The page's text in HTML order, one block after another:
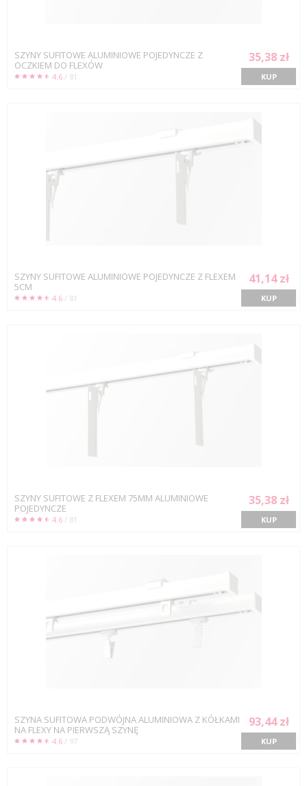
SZYNY SUFITOWE ALUMINIOWE POJEDYNCZE Z
OCZKIEM DO FLEXÓW
4.6 / 81
35,38 zł
KUP
SZYNY SUFITOWE ALUMINIOWE POJEDYNCZE Z FLEXEM
5CM
4.6 / 81
41,14 zł
KUP
SZYNY SUFITOWE Z FLEXEM 75MM ALUMINIOWE
POJEDYNCZE
4.6 / 81
35,38 zł
KUP
SZYNA SUFITOWA PODWÓJNA ALUMINIOWA Z KÓŁKAMI
NA FLEXY NA PIERWSZĄ SZYNĘ
4.6 / 97
93,44 zł
KUP